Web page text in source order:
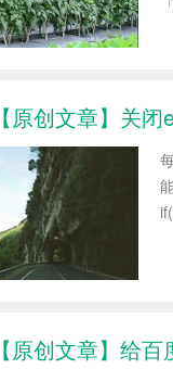
【原创文章】关
【原创文章】给